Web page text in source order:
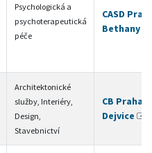
Psychologická a
psychoterapeutická
péče
CASD
Bethany
Architektonické
služby, Interiéry,
Design,
Stavebnictví
CB Praha 6
Dejvice